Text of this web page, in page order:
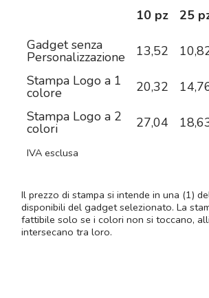
10 pz 25
Gadget senza
Personalizzazione 13,52
Stampa Logo a 1
colore 20,32
Stampa Logo a 2
colori 27,04
IVA esclusa
Il prezzo di stampa si intende in una (1)
disponibili del gadget selezionato. La
fattibile solo se i colori non si toccano,
intersecano tra loro.